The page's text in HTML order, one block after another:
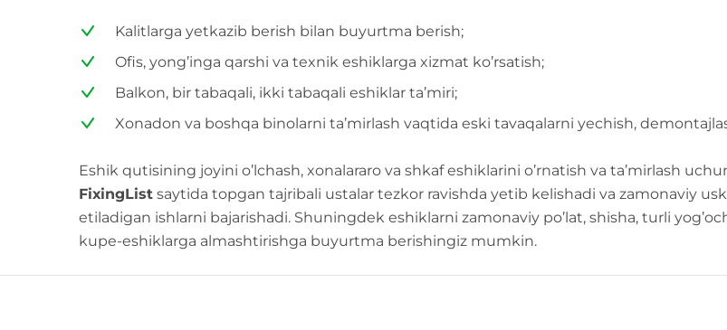
Kalitlarga yetkazib berish bilan buyurtma berish;
Ofis, yong’inga qarshi va texnik eshiklarga xizmat ko’rsatish;
Balkon, bir tabaqali, ikki tabaqali eshiklar ta’miri;
Xonadon va boshqa binolarni ta’mirlash vaqtida eski tavaqalarni yechish,
Eshik qutisining joyini o’lchash, xonalararo va shkaf eshiklarini o’rnatish va ta’mirlash
FiхingList saytida topgan tajribali ustalar tezkor ravishda yetib kelishadi va zamonaviy
etiladigan ishlarni bajarishadi. Shuningdek eshiklarni zamonaviy po’lat, shisha, turli
kupe-eshiklarga almashtirishga buyurtma berishingiz mumkin.